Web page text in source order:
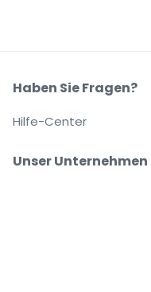
Unser Unternehmen
Haben Sie Fragen?
Hilfe-Center